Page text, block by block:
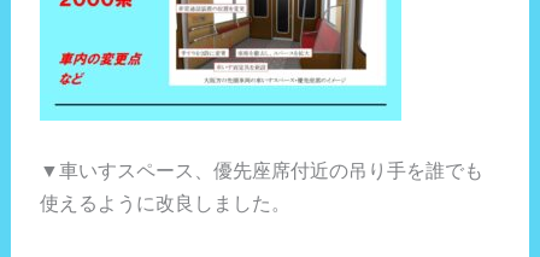
▼車いすスペース、優先座席付近の吊り手を誰でも
使えるように改良しました。